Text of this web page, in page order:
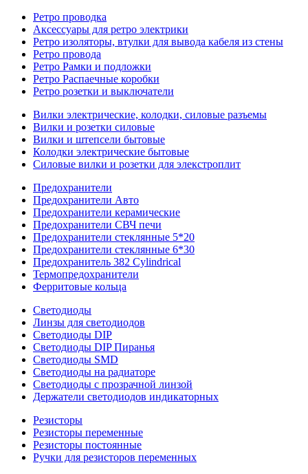
Ретро проводка
Аксессуары для ретро электрики
Ретро изоляторы, втулки для вывода кабеля из стены
Ретро провода
Ретро Рамки и подложки
Ретро Распаечные коробки
Ретро розетки и выключатели
Вилки электрические, колодки, силовые разъемы
Вилки и розетки силовые
Вилки и штепсели бытовые
Колодки электрические бытовые
Силовые вилки и розетки для элекстроплит
Предохранители
Предохранители Авто
Предохранители керамические
Предохранители СВЧ печи
Предохранители стеклянные 5*20
Предохранители стеклянные 6*30
Предохранитель 382 Cylindrical
Термопредохранители
Ферритовые кольца
Светодиоды
Линзы для светодиодов
Светодиоды DIP
Светодиоды DIP Пиранья
Светодиоды SMD
Светодиоды на радиаторе
Светодиоды с прозрачной линзой
Держатели светодиодов индикаторных
Резисторы
Резисторы переменные
Резисторы постоянные
Ручки для резисторов переменных